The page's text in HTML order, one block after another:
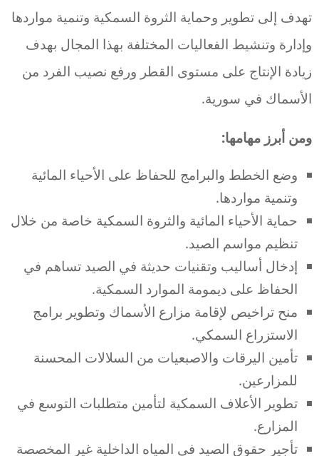
تهدف إلى تطوير وحماية الثروة السمكية وتنمية مواردها
وإدارة وتنشيط الفعاليات المختلفة بهذا المجال بهدف
زيادة الإنتاج على مستوى القطر ورفع نصيب الفرد من
الأسماك في سورية.
ومن أبرز مهامها:
وضع الخطط والبرامج للحفاظ على الأحياء المائية
وتنمية مواردها.
حماية الأحياء المائية والثروة السمكية خاصة من خلال
تنظيم مواسم الصيد.
إدخال أساليب وتقنيات حديثة في الصيد تساهم في
الحفاظ على ديمومة الموارد السمكية.
منح تراخيص لإقامة مزارع الأسماك وتطوير برامج
الاستزراع السمكي.
تأمين اليرقات والاصبعيات من السلالات المحسنة
للمزارعين.
تطوير الأعلاف السمكية لتأمين متطلبات التوسع في
المزارع.
تأجير حقوق الصيد في المياه الداخلية غير المخصصة